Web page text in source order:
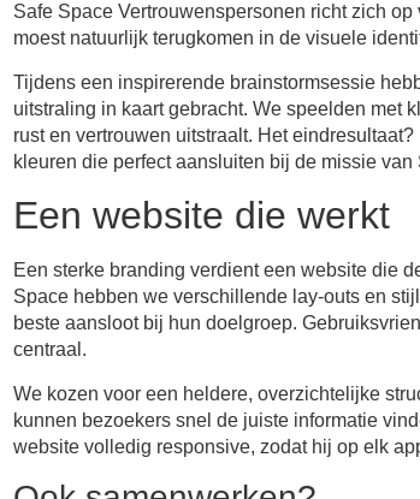
Safe Space Vertrouwenspersonen richt zich
moest natuurlijk terugkomen in de visuele
Tijdens een inspirerende brainstormsessie
uitstraling in kaart gebracht. We speelden met
rust en vertrouwen uitstraalt. Het
kleuren die perfect aansluiten bij de missie van
Een website die werkt
Een sterke branding verdient een website die
Space hebben we verschillende lay-outs en
beste aansloot bij hun doelgroep.
centraal.
We kozen voor een heldere, overzichtelijke
kunnen bezoekers snel de juiste informatie
website volledig responsive, zodat hij op elk